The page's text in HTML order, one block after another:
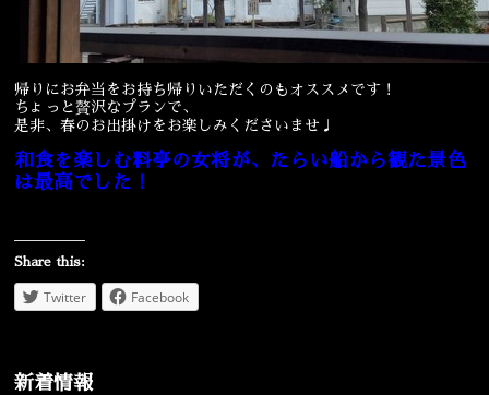
帰りにお弁当をお持ち帰りいただくのもオススメです！
ちょっと贅沢なプランで、
是非、春のお出掛けをお楽しみくださいませ♩
和食を楽しむ料亭の女将が、たらい船から観た景色
は最高でした！
Share this:
Twitter Facebook
新着情報